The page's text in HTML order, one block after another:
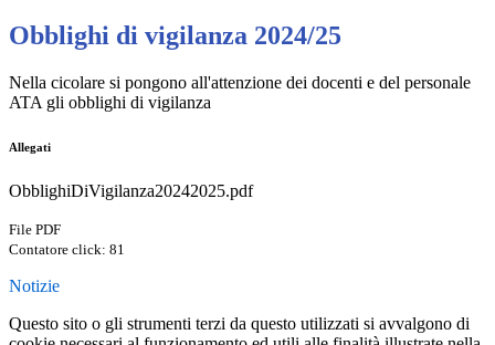
Obblighi di vigilanza 2024/25
Nella cicolare si pongono all'attenzione dei docenti e del personale
ATA gli obblighi di vigilanza
Allegati
ObblighiDiVigilanza20242025.pdf
File PDF
Contatore click: 81
Notizie
Questo sito o gli strumenti terzi da questo utilizzati si avvalgono di